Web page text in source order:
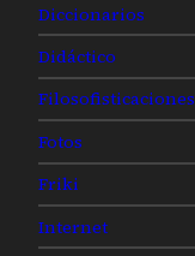
Diccionarios
Didáctico
Filosofisticaciones
Fotos
Friki
Internet